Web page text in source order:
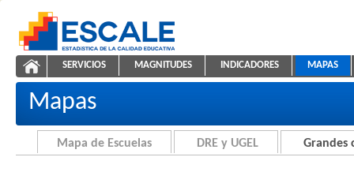
ESCALE - Unidad de Estadística Educativa
Grandes ciudades
NAVEGACIÓN
SERVICIOS MAGNITUDES INDICADORES MAPAS
Mapas
Mapa de Escuelas DRE y UGEL Grandes